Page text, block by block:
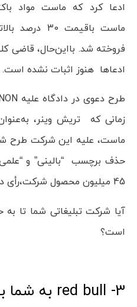
ادعا کرد که ماست مواد
ماست باقیمت
فروخته شد. بااین‌حال، قاضی
ادعاها هنوز اثبات نشده است.
زمانی که تریش وینر،
ماست، علیه این شرکت طرح
حذف برچسب “بالینی” و
45 میلیون محصول شرکت،رأی داد.
آیا شرکت تبلیغاتی شما تا
است؟
3- red bull به شما بال می‌دهد: